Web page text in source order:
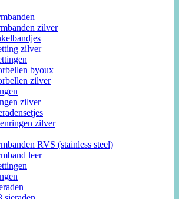
zilver
zilver
byoux
zilver
zilver
zilver
RVS (stainless steel)
leer